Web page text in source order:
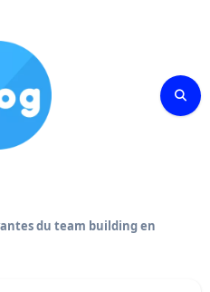
du team building en